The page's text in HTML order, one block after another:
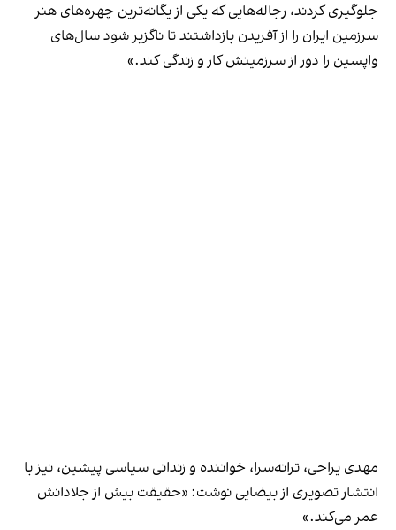
جلوگیری کردند، رجاله‌هایی که یکی از یگانه‌ترین چهره‌های هنر
سرزمین ایران را از آفریدن بازداشتند تا ناگزیر شود سال‌های
واپسین را دور از سرزمینش کار و زندگی کند.»
مهدی یراحی، ترانه‌سرا، خواننده و زندانی سیاسی پیشین، نیز با
انتشار تصویری از بیضایی نوشت: «حقیقت بیش از جلادانش
عمر می‌کند.»